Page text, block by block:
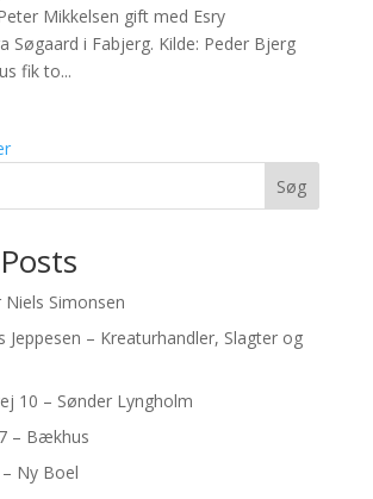
Mikkelsen gift med Esry
Søgaard i Fabjerg. Kilde: Peder Bjerg
fik to...
Søg
Simonsen
Jeppesen – Kreaturhandler, Slagter og
10 – Sønder Lyngholm
– Bækhus
Ny Boel